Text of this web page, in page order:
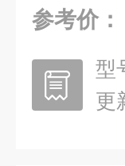
参考价：
型
更